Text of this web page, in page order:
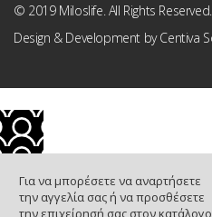
© 2019 Miloslife. All Rights Reserved.
Design & Development byCentiva
Για να μπορέσετε να αναρτήσετε
την αγγελία σας ή να προσθέσετε
την επιχείρησή σας στον κατάλογο